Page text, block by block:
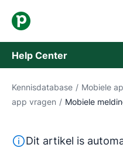
Help Center
Kennisdatabase
Neem contact op met het
Kennisdatabase / Mobiele
app vragen / Mobiele
Deze tekst is
Dit artikel is